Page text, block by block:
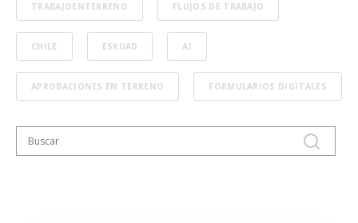
TRABAJOENTERRENO FLUJOS DE TRABAJO
CHILE ESKUAD AI
APROBACIONES EN TERRENO FORMULARIOS DIGITALES